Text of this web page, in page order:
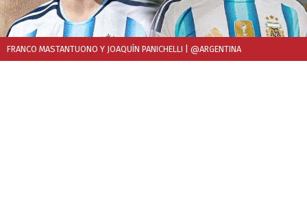
FRANCO MASTANTUONO Y JOAQUÍN PANICHELLI | @ARGENTINA